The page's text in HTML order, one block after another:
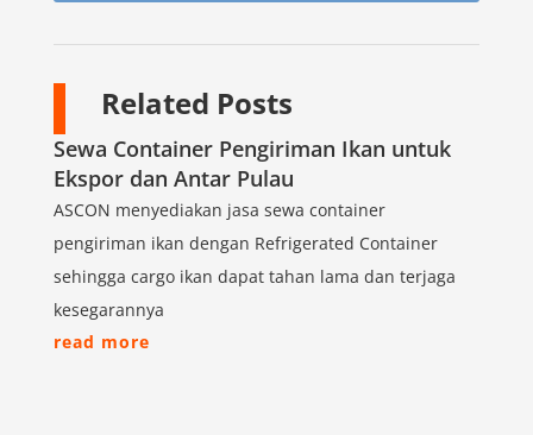
Related Posts
Sewa Container Pengiriman Ikan untuk
Ekspor dan Antar Pulau
ASCON menyediakan jasa sewa container
pengiriman ikan dengan Refrigerated Container
sehingga cargo ikan dapat tahan lama dan terjaga
kesegarannya
read more